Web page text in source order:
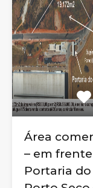
Área
– em frente
Portaria do